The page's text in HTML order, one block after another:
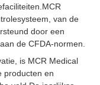
van de
door een
de CFDA-normen.
is MCR Medical
producten en